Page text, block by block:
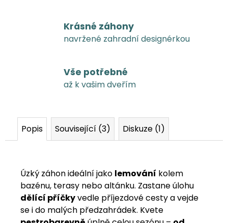
Krásné záhony
navržené zahradní designérkou
Vše potřebné
až k vašim dveřím
Popis Související (3) Diskuze (1)
Úzký záhon ideální jako lemování kolem
bazénu, terasy nebo altánku. Zastane úlohu
dělící příčkyvedle příjezdové cesty a vejde
se i do malých předzahrádek. Kvete